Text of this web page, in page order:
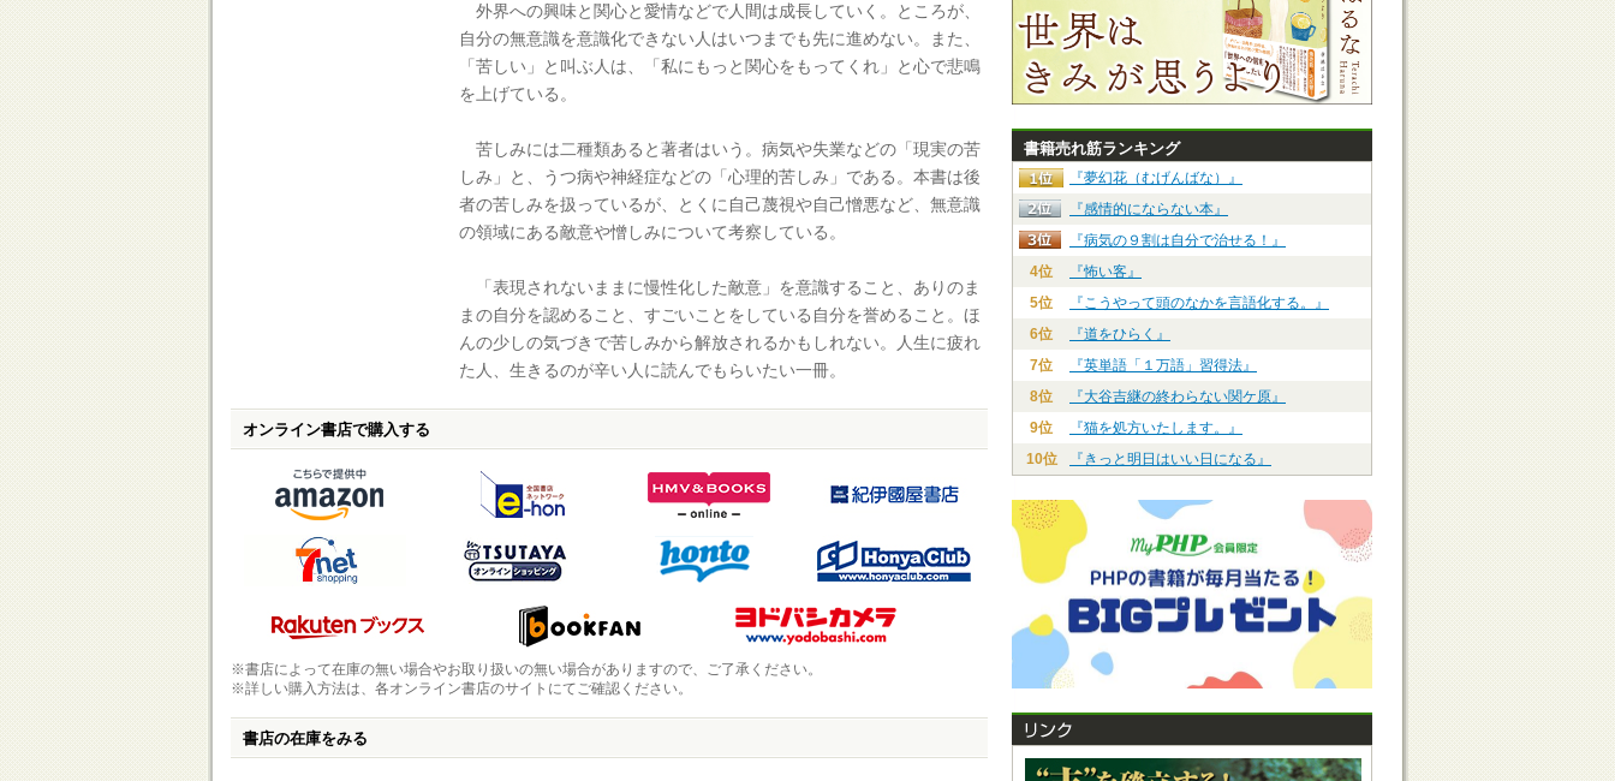
外界への興味と関心と愛情などで人間は成長していく。ところが、
自分の無意識を意識化できない人はいつまでも先に進めない。また、
「苦しい」と叫ぶ人は、「私にもっと関心をもってくれ」と心で悲鳴
を上げている。
苦しみには二種類あると著者はいう。病気や失業などの「現実の苦
しみ」と、うつ病や神経症などの「心理的苦しみ」である。本書は後
者の苦しみを扱っているが、とくに自己蔑視や自己憎悪など、無意識
の領域にある敵意や憎しみについて考察している。
「表現されないままに慢性化した敵意」を意識すること、ありのま
まの自分を認めること、すごいことをしている自分を誉めること。ほ
んの少しの気づきで苦しみから解放されるかもしれない。人生に疲れ
た人、生きるのが辛い人に読んでもらいたい一冊。
オンライン書店で購入する
※書店によって在庫の無い場合やお取り扱いの無い場合がありますので、ご了承ください。
※詳しい購入方法は、各オンライン書店のサイトにてご確認ください。
書店の在庫をみる
書籍売れ筋ランキング
『夢幻花（むげんばな）』
『感情的にならない本』
『病気の９割は自分で治せる！』
4位
『怖い客』
5位
『こうやって頭のなかを言語化する。』
6位
『道をひらく』
7位
『英単語「１万語」習得法』
8位
『大谷吉継の終わらない関ケ原』
9位
『猫を処方いたします。』
10位
『きっと明日はいい日になる』